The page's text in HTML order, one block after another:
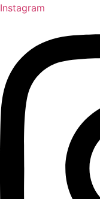
Instagram